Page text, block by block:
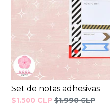
Set de notas adhesivas
$1.500 CLP $1.990 CLP